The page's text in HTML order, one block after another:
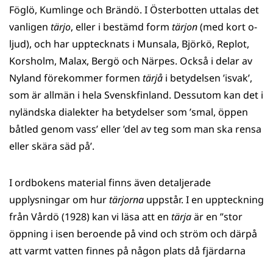
Föglö, Kumlinge och Brändö. I Österbotten uttalas det
vanligen tärjo, eller i bestämd form tärjon(med kort o-
ljud), och har upptecknats i Munsala, Björkö, Replot,
Korsholm, Malax, Bergö och Närpes. Också i delar av
Nyland förekommer formen tärjå i betydelsen ’isvak’,
som är allmän i hela Svenskfinland. Dessutom kan det i
nyländska dialekter ha betydelser som ’smal, öppen
båtled genom vass’ eller ’del av teg som man ska rensa
eller skära säd på’.
I ordbokens material finns även detaljerade
upplysningar om hurtärjorna uppstår. I en uppteckning
från Vårdö (1928) kan vi läsa att en tärjaär en ”stor
öppning i isen beroende på vind och ström och därpå
att varmt vatten finnes på någon plats då fjärdarna